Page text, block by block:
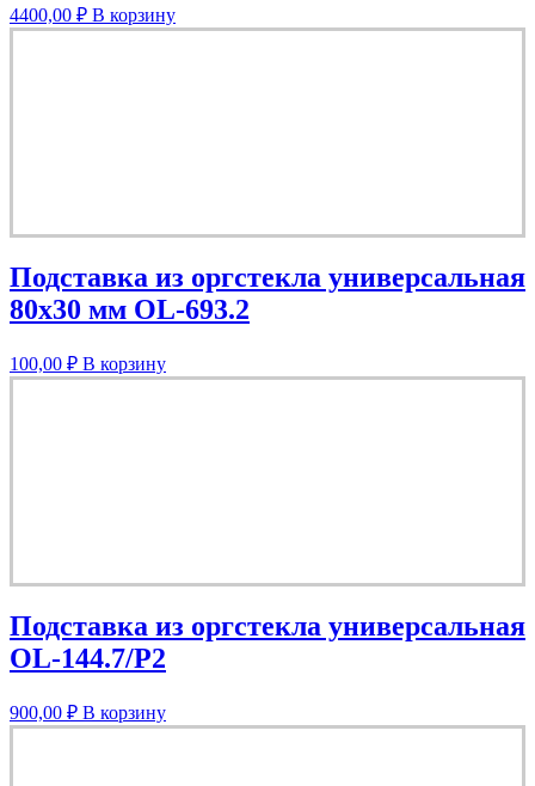
4400,00 ₽ В корзину
Подставка из оргстекла универсальная
80х30 мм OL-693.2
100,00 ₽ В корзину
Подставка из оргстекла универсальная
OL-144.7/P2
900,00 ₽ В корзину